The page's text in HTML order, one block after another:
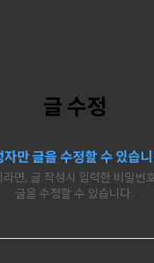
글 수정
자만 글을 수정할 수 있습
면, 글 작성시 입력한 비밀번
글을 수정할 수 있습니다.